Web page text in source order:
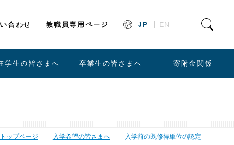
合わせ 教職員専用ページ JP EN
学生の皆さまへ 卒業生の皆さまへ 寄附金関係
トップページ 入学希望の皆さまへ 入学前の既修得単位の認定